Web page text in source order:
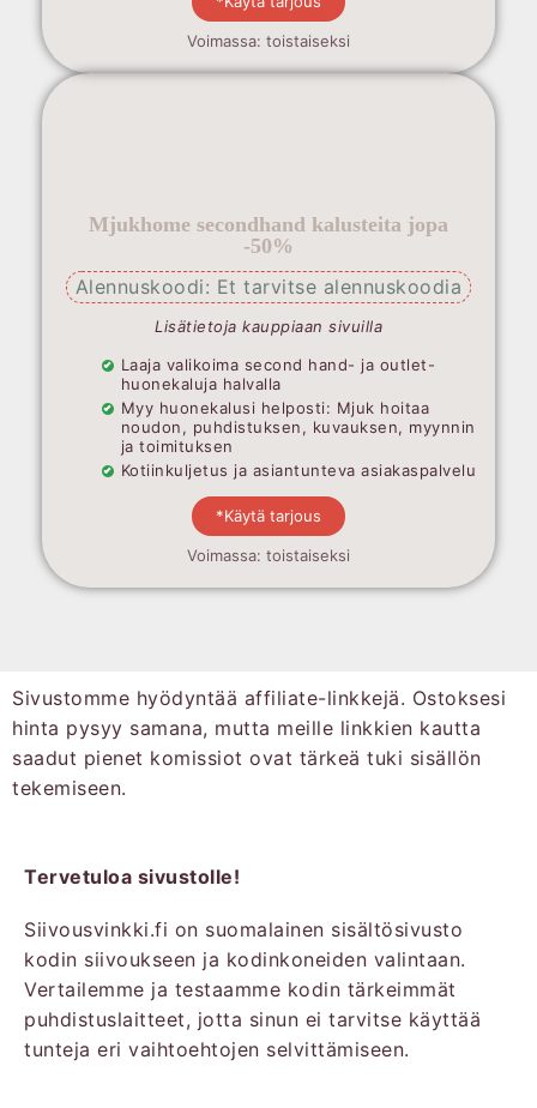
Voimassa: toistaiseksi
Mjukhome secondhand kalusteita jopa
-50%
Alennuskoodi: Et tarvitse alennuskoodia
Lisätietoja kauppiaan sivuilla
Laaja valikoima second hand- ja outlet-
huonekaluja halvalla
Myy huonekalusi helposti: Mjuk hoitaa
noudon, puhdistuksen, kuvauksen, myynnin
ja toimituksen
Kotiinkuljetus ja asiantunteva asiakaspalvelu
*Käytä tarjous
Voimassa: toistaiseksi
Sivustomme hyödyntää affiliate-linkkejä. Ostoksesi
hinta pysyy samana, mutta meille linkkien kautta
saadut pienet komissiot ovat tärkeä tuki sisällön
tekemiseen.
Tervetuloa sivustolle!
Siivousvinkki.fi on suomalainen sisältösivusto
kodin siivoukseen ja kodinkoneiden valintaan.
Vertailemme ja testaamme kodin tärkeimmät
puhdistuslaitteet, jotta sinun ei tarvitse käyttää
tunteja eri vaihtoehtojen selvittämiseen.